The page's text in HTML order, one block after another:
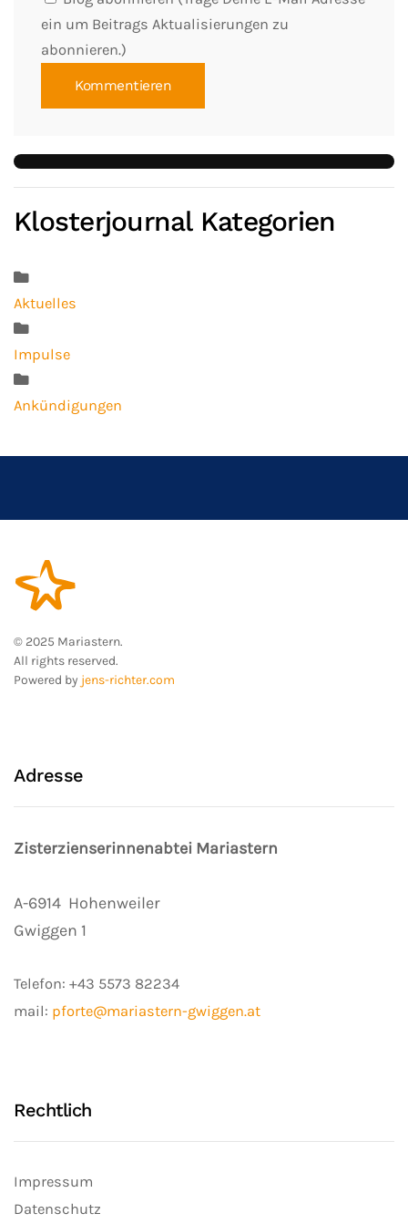
ein um Beitrags Aktualisierungen zu
abonnieren.)
Kommentieren
Klosterjournal Kategorien
Aktuelles
Impulse
Ankündigungen
© 2025 Mariastern.
All rights reserved.
Powered by jens-richter.com
Adresse
Zisterzienserinnenabtei Mariastern
A-6914 Hohenweiler
Gwiggen 1
Telefon: +43 5573 82234
mail: pforte@mariastern-gwiggen.at
Rechtlich
Impressum
Datenschutz